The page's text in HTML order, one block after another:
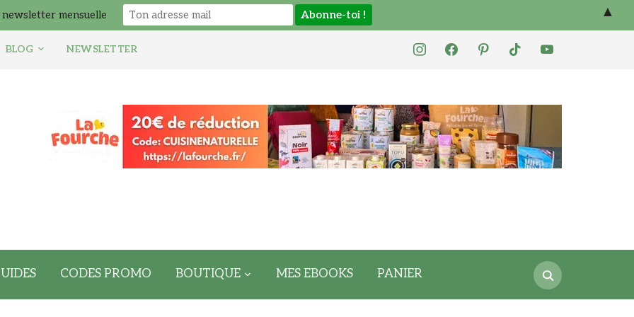
instagramfacebookpinteresttiktok youtube
BLOG NEWSLETTER
Search
for:
CODES PROMO BOUTIQUE MES EBOOKS PANIER
newsletter mensuelle ▲